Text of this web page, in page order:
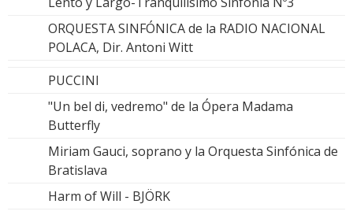
ORQUESTA SINFÓNICA de la RADIO NACIONAL
POLACA, Dir. Antoni Witt
PUCCINI
"Un bel di, vedremo" de la Ópera Madama
Butterfly
Miriam Gauci, soprano y la Orquesta Sinfónica de
Bratislava
Harm of Will - BJÖRK